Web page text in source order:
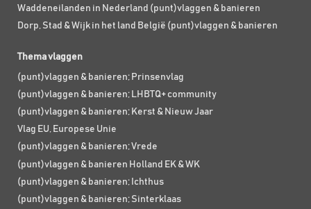
Waddeneilanden in Nederland (punt)vlaggen & banieren
Dorp, Stad & Wijk in het land België (punt)vlaggen & banieren
Thema vlaggen
(punt)vlaggen & banieren; Prinsenvlag
(punt)vlaggen & banieren; LHBTQ+ community
(punt)vlaggen & banieren; Kerst & Nieuw Jaar
Vlag EU, Europese Unie
(punt)vlaggen & banieren; Vrede
(punt)vlaggen & banieren Holland EK & WK
(punt)vlaggen & banieren; Ichthus
(punt)vlaggen & banieren; Sinterklaas